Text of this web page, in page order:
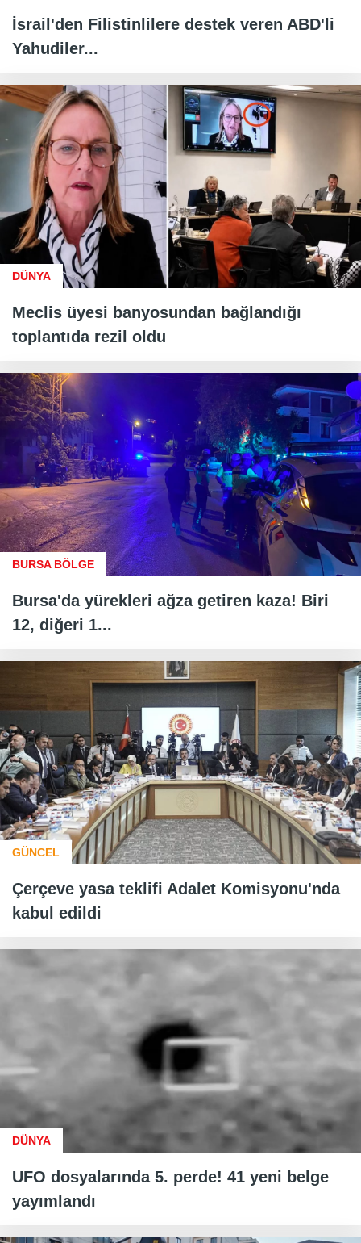
İsrail'den Filistinlilere destek veren ABD'li
Yahudiler...
DÜNYA
Meclis üyesi banyosundan bağlandığı
toplantıda rezil oldu
BURSA BÖLGE
Bursa'da yürekleri ağza getiren kaza! Biri
12, diğeri 1...
GÜNCEL
Çerçeve yasa teklifi Adalet Komisyonu'nda
kabul edildi
DÜNYA
UFO dosyalarında 5. perde! 41 yeni belge
yayımlandı